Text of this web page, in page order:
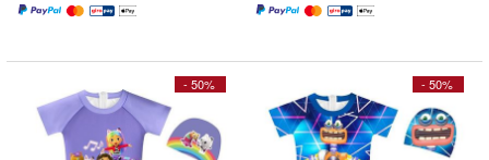
- 50% - 50%